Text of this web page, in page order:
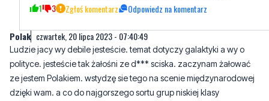
1 3 Zgłoś komentarz Odpowiedz na komentarz
Polak czwartek, 20 lipca 2023 - 07:40:49
Ludzie jacy wy debile jesteście. temat dotyczy galaktyki a wy o
polityce. jesteście tak żałośni ze d*** sciska. zaczynam żałować
ze jestem Polakiem. wstydzę sie tego na scenie międzynarodowej
dzięki wam. a co do najgorszego sortu grup niskiej klasy